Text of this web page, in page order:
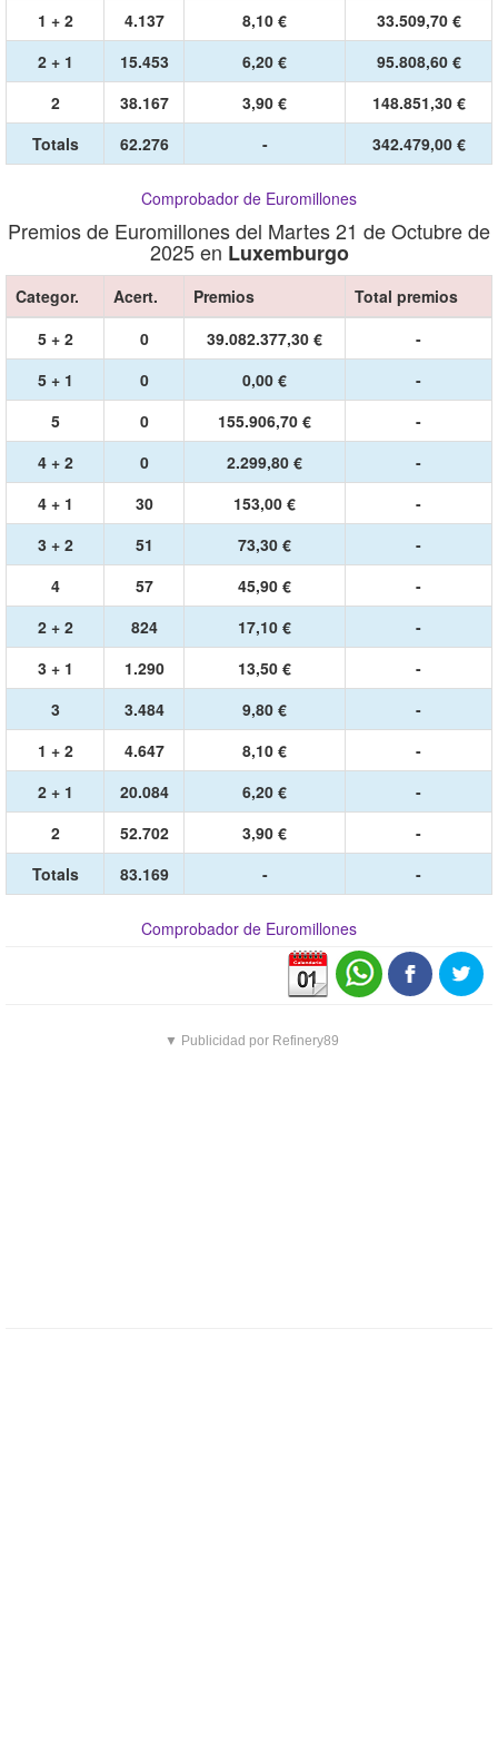
1 + 2
4.137 8,10 €
33.509,70 €
2 + 1
15.453 6,20 €
95.808,60 €
2
38.167 3,90 €
148.851,30 €
Totals
62.276 - 342.479,00 €
Comprobador de Euromillones
Premios de Euromillones del Martes 21 de Octubre de
2025 en Luxemburgo
Categor. Acert. Premios
Total premios
5 + 2
0 39.082.377,30 €
-
5 + 1
0 0,00 €
-
5
0 155.906,70 €
-
4 + 2
0 2.299,80 €
-
4 + 1
30 153,00 €
-
3 + 2
51 73,30 €
-
4
57 45,90 €
-
2 + 2
824 17,10 €
-
3 + 1
1.290 13,50 €
-
3
3.484 9,80 €
-
1 + 2
4.647 8,10 €
-
2 + 1
20.084 6,20 €
-
2
52.702 3,90 €
-
Totals
83.169 - -
Comprobador de Euromillones
▼ Publicidad por Refinery89